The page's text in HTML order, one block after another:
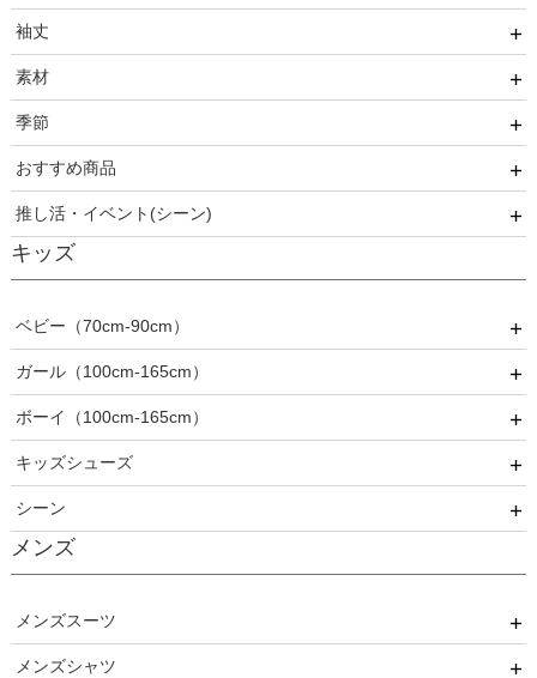
♡
kaene
Phase Eight
REWAKES
食事・挨拶
仏事
面接・入学式
40代
50代
60代以上
親族
いとこ
職場
ミニ・ショート・膝上
膝丈
ミモレ丈・ひざ下
ロング
袖丈
袖あり
ノースリーブ
半袖
5分丈・7分丈
長袖
素材
レース・チュール
刺繍
ビジュー・スパンコール
フリル
ベロア
季節
春
夏
秋
オールシーズン
おすすめ商品
おすすめ商品
推し活・イベント(シーン)
推し活・イベント
キッズ
ベビー（70cm-90cm）
ドレス
スーツ
カジュアル
ガール（100cm-165cm）
フォーマル
ドレス
ボーイ（100cm-165cm）
スーツ
その他衣装
キッズシューズ
ローファー
キッズパンプス
シーン
結婚式
入学式
メンズ
メンズスーツ
パーティー
メンズシャツ